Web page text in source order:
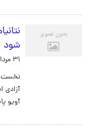
شود
۳۱ مرداد ۱۴۰۴، ۰۵:۲۱
نخست
آویو